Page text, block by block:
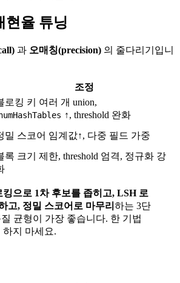
현율 튜닝
과 오매칭(precision) 의 줄다리기입니
조정
로킹 키 여러 개 union,
↑, threshold 완화
밀 스코어 임계값↑, 다중 필드 가중
록 크기 제한, threshold 엄격, 정규화 강
킹으로 1차 후보를 좁히고, LSH 로
고, 정밀 스코어로 마무리 하는 3단
균형이 가장 좋습니다. 한 기법
하지 마세요.